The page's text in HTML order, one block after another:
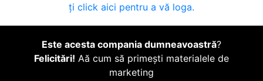
ți click aici pentru a vă loga.
Este acesta compania dumneavoastră?
Felicitări! Aă cum să primești materialele de
marketing